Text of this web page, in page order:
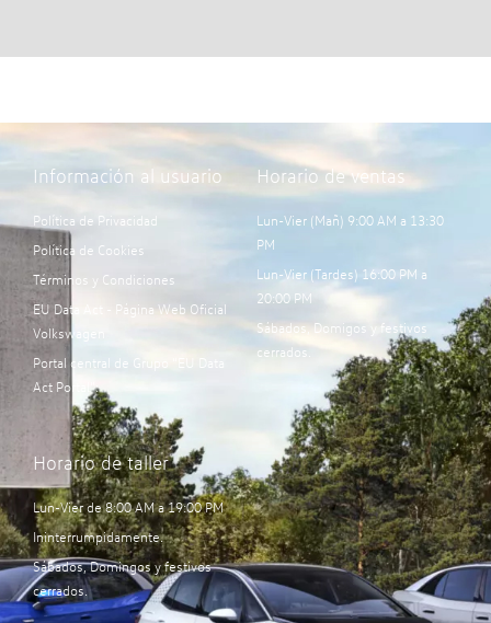
Información al usuario
Política de Privacidad
Política de Cookies
Términos y Condiciones
EU Data Act - Página Web Oficial
Volkswagen
Portal central de Grupo “EU Data
Act Portal”:
Horario de ventas
Lun-Vier (Mañ) 9:00 AM a 13:30
PM
Lun-Vier (Tardes) 16:00 PM a
20:00 PM
Sábados, Domigos y festivos
cerrados.
Horario de taller
Lun-Vier de 8:00 AM a 19:00 PM
Ininterrumpidamente.
Sábados, Domingos y festivos
cerrados.